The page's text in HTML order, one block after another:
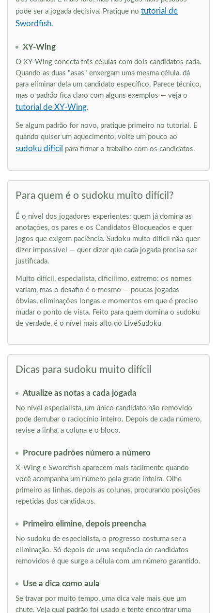
pode ser a jogada decisiva. Pratique no tutorial de
Swordfish.
XY-Wing
O XY-Wing conecta três células com dois candidatos cada.
Quando as duas "asas" enxergam uma mesma célula, dá
para eliminar dela um candidato específico. Parece técnico,
mas o padrão fica claro com alguns exemplos — veja o
tutorial de XY-Wing.
Se algum padrão for novo, pratique primeiro no tutorial. E
quando quiser um aquecimento, volte um pouco ao
sudoku difícil para firmar o trabalho com os candidatos.
Para quem é o sudoku muito difícil?
É o nível dos jogadores experientes: quem já domina as
anotações, os pares e os Candidatos Bloqueados e quer
jogos que exigem paciência. Sudoku muito difícil não quer
dizer impossível — quer dizer que cada jogada precisa ser
justificada.
Muito difícil, especialista, dificílimo, extremo: os nomes
variam, mas o desafio é o mesmo — poucas jogadas
óbvias, eliminações longas e momentos em que é preciso
mudar o ponto de vista. Feito para quem domina o sudoku
de verdade, é o nível mais alto do LiveSudoku.
Dicas para sudoku muito difícil
Atualize as notas a cada jogada
No nível especialista, um único candidato não removido
pode derrubar o raciocínio inteiro. Depois de cada número,
revise a linha, a coluna e o bloco.
Procure padrões número a número
X-Wing e Swordfish aparecem mais facilmente quando
você acompanha um número pela grade inteira. Olhe
primeiro as linhas, depois as colunas, procurando posições
repetidas dos candidatos.
Primeiro elimine, depois preencha
No sudoku de especialista, o progresso costuma ser a
eliminação. Só depois de uma sequência de candidatos
removidos é que surge a célula com um número garantido.
Use a dica como aula
Se travar por muito tempo, uma dica vale mais que um
chute. Veja qual padrão foi usado e tente encontrar uma